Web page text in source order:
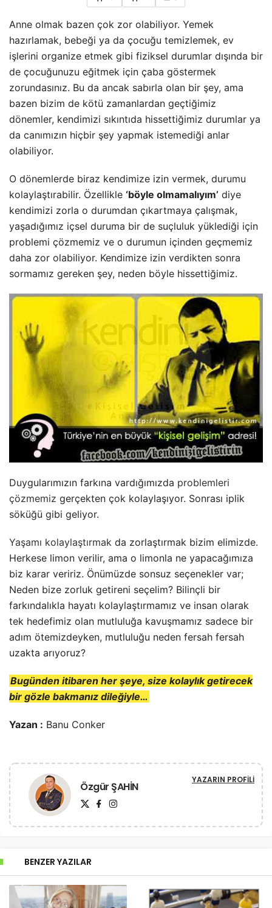
Anne olmak bazen çok zor olabiliyor. Yemek
hazırlamak, bebeği ya da çocuğu temizlemek, ev
işlerini organize etmek gibi fiziksel durumlar dışında bir
de çocuğunuzu eğitmek için çaba göstermek
zorundasınız. Bu da ancak sabırla olan bir şey, ama
bazen bizim de kötü zamanlardan geçtiğimiz
dönemler, kendimizi sıkıntıda hissettiğimiz durumlar ya
da canımızın hiçbir şey yapmak istemediği anlar
olabiliyor.
O dönemlerde biraz kendimize izin vermek, durumu
kolaylaştırabilir. Özellikle ‘böyle olmamalıyım’ diye
kendimizi zorla o durumdan çıkartmaya çalışmak,
yaşadığımız içsel duruma bir de suçluluk yüklediği için
problemi çözmemiz ve o durumun içinden geçmemiz
daha zor olabiliyor. Kendimize izin verdikten sonra
sormamız gereken şey, neden böyle hissettiğimiz.
Duygularımızın farkına vardığımızda problemleri
çözmemiz gerçekten çok kolaylaşıyor. Sonrası iplik
söküğü gibi geliyor.
Yaşamı kolaylaştırmak da zorlaştırmak bizim elimizde.
Herkese limon verilir, ama o limonla ne yapacağımıza
biz karar veririz. Önümüzde sonsuz seçenekler var;
Neden bize zorluk getireni seçelim? Bilinçli bir
farkındalıkla hayatı kolaylaştırmamız ve insan olarak
tek hedefimiz olan mutluluğa kavuşmamız sadece bir
adım ötemizdeyken, mutluluğu neden fersah fersah
uzakta arıyoruz?
Bugünden itibaren her şeye, size kolaylık getirecek
bir gözle bakmanız dileğiyle…
Yazan : Banu Conker
Özgür ŞAHİN YAZARIN PROFILI
BENZER YAZILAR